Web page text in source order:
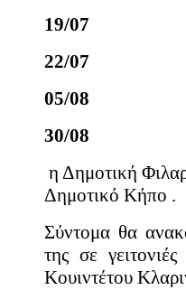
19/07
22/07
05/08
30/08
η Δημοτική
Δημοτικό Κήπο .
Σύντομα θα
της σε
Κουιντέτου